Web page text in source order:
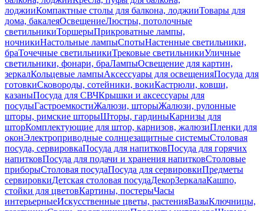
лоджииКомпактные столы для балкона, лоджииТовары для
дома, бакалеяОсвещениеЛюстры, потолочные
светильникиТоршерыПрикроватные лампы,
ночникиНастольные лампыСпотыНастенные светильники,
браТочечные светильникиТрековые светильникиУличные
светильники, фонари, браЛампыОсвещение для картин,
зеркалКольцевые лампыАксессуары для освещенияПосуда для
готовкиСковороды, сотейники, вокиКастрюли, ковши,
казаныПосуда для СВЧКрышки и аксессуары для
посудыГастроемкостиЖалюзи, шторыЖалюзи, рулонные
шторы, римские шторыШторы, гардиныКарнизы для
шторКомплектующие для штор, карнизов, жалюзиПленки для
оконЭлектроприводные солнцезащитные системыСтоловая
посуда, сервировкаПосуда для напитковПосуда для горячих
напитковПосуда для подачи и хранения напитковСтоловые
приборыСтоловая посудаПосуда для сервировкиПредметы
сервировкиДетская столовая посудаДекорЗеркалаКашпо,
стойки для цветовКартины, постерыЧасы
интерьерныеИскусственные цветы, растенияВазыКлючницы,